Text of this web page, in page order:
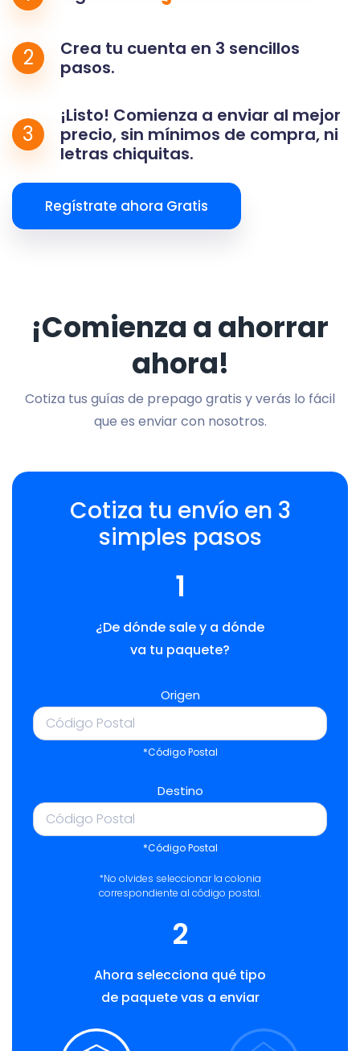
2
Crea tu cuenta en 3 sencillos
pasos.
3
¡Listo! Comienza a enviar al mejor
precio, sin mínimos de compra, ni
letras chiquitas.
Regístrate ahora Gratis
¡Comienza a ahorrar
ahora!
Cotiza tus guías de prepago gratis y verás lo fácil
que es enviar con nosotros.
Cotiza tu envío en 3
simples pasos
1
¿De dónde sale y a dónde
va tu paquete?
Origen
*Código Postal
Destino
*Código Postal
*No olvides seleccionar la colonia
correspondiente al código postal.
2
Ahora selecciona qué tipo
de paquete vas a enviar